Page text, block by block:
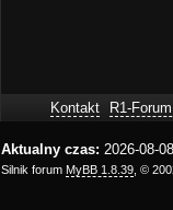
Kontakt R1-
Aktualny czas: 2026-08-
Silnik forum MyBB 1.8.39 , ©